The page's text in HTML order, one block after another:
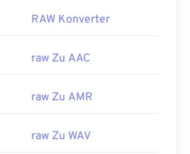
RAW Konverter
raw Zu AAC
raw Zu AMR
raw Zu WAV